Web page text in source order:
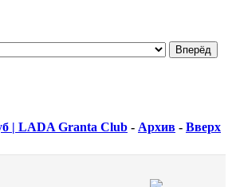
| LADA Granta Club - Архив - Вверх